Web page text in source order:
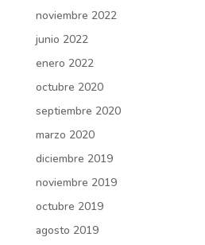
noviembre 2022
junio 2022
enero 2022
octubre 2020
septiembre 2020
marzo 2020
diciembre 2019
noviembre 2019
octubre 2019
agosto 2019